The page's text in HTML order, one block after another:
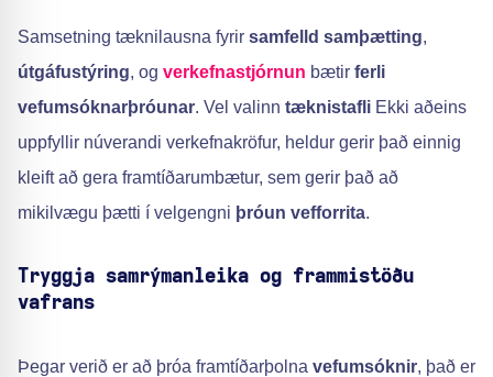
Samsetning tæknilausna fyrir samfelld samþætting,
útgáfustýring, og verkefnastjórnun bætir ferli
vefumsóknarþróunar. Vel valinn tæknistafli Ekki aðeins
uppfyllir núverandi verkefnakröfur, heldur gerir það einnig
kleift að gera framtíðarumbætur, sem gerir það að
mikilvægu þætti í velgengni þróun vefforrita.
Tryggja samrýmanleika og frammistöðu
vafrans
Þegar verið er að þróa framtíðarþolna vefumsóknir, það er